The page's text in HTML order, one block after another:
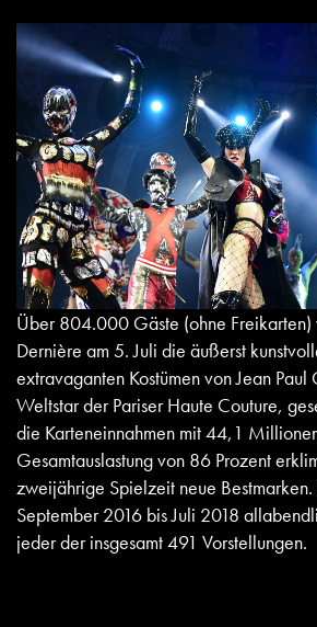
Über 804.000 Gäste (ohne Freikarten)
Dernière am 5. Juli die äußerst
extravaganten Kostümen von Jean Paul
Weltstar der Pariser Haute Couture,
die Karteneinnahmen mit 44,1
Gesamtauslastung von 86 Prozent
zweijährige Spielzeit neue Bestmarken.
September 2016 bis Juli 2018
jeder der insgesamt 491 Vorstellungen.